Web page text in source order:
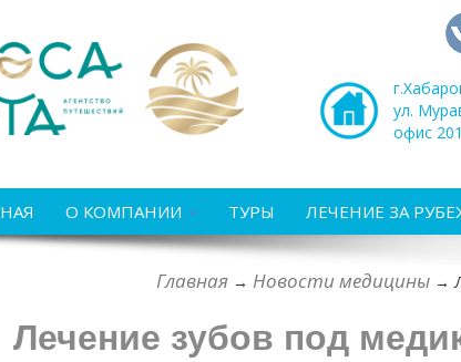
ул.
офис 201
О КОМПАНИИ ТУРЫ ЛЕЧЕНИЕ ЗА
Главная → Новости медицины →
Лечение зубов под